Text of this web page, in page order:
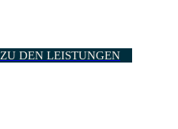
ZU DEN LEISTUNGEN